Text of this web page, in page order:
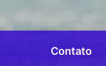
Contato